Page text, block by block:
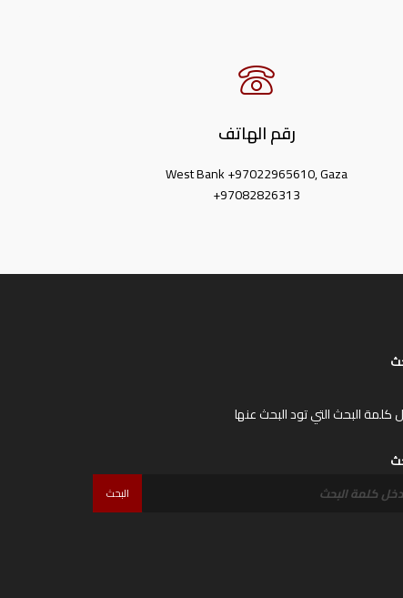
رقم الهاتف
West Bank +97022965610, Gaza
+97082826313
كلمة البحث التي تود البحث عنها
البحث